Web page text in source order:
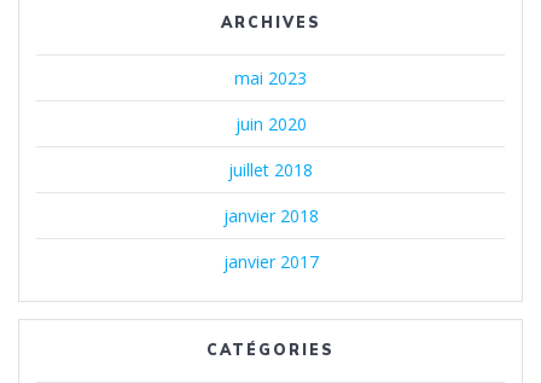
ARCHIVES
mai 2023
juin 2020
juillet 2018
janvier 2018
janvier 2017
CATÉGORIES